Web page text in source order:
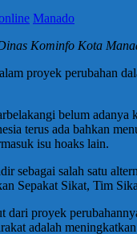
Manado
Kominfo Kota
proyek perubahan
belum adanya
terus ada bahkan
isu hoaks lain.
sebagai salah satu
Sepakat Sikat, Tim
proyek
adalah